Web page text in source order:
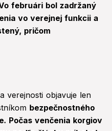
februári bol zadržaný
vo verejnej funkcii a
pričom
verejnosti objavuje len
bezpečnostného
Počas venčenia korgiov